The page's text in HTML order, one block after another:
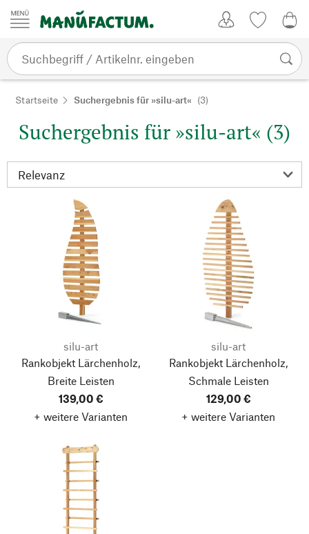
Zum Inhalt springen
Startseite Suchergebnis für »silu-art« (3)
Suchergebnis für »silu-art« (3)
silu-art
Rankobjekt Lärchenholz,
Breite Leisten
139,00 €
+ weitere Varianten
silu-art
Rankobjekt Lärchenholz,
Schmale Leisten
129,00 €
+ weitere Varianten